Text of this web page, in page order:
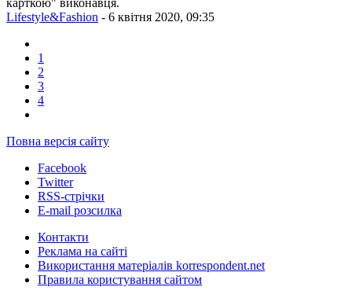
Lifestyle&Fashion - 6 квітня 2020, 09:35
1
2
3
4
Повна версія сайту
Facebook
Twitter
RSS-стрічки
E-mail розсилка
Контакти
Реклама на сайті
Використання матеріалів korrespondent.net
Правила користування сайтом